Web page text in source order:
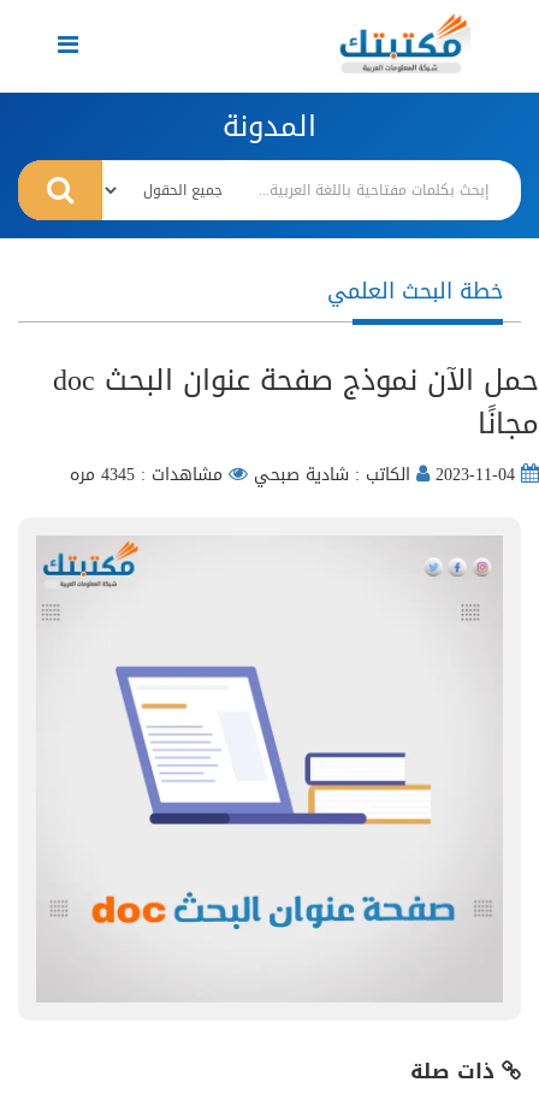
Toggle
navigation
المدونة
خطة البحث العلمي
حمل الآن نموذج صفحة عنوان البحث doc
مجانًا
الكاتب : شادية صبحي مشاهدات : 4345 مره
ذات صلة